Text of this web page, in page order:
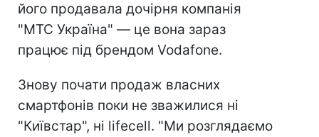
його продавала дочірня компанія
"МТС Україна" — це вона зараз
працює під брендом Vodafone.
Знову почати продаж власних
смартфонів поки не зважилися ні
"Київстар", ні lifecell. "Ми розглядаємо